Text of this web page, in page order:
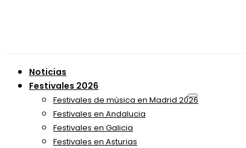
Noticias
Festivales 2026
Festivales de música en Madrid 2026
Festivales en Andalucia
Festivales en Galicia
Festivales en Asturias